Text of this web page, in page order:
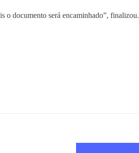
o documento será encaminhado”, finalizou.